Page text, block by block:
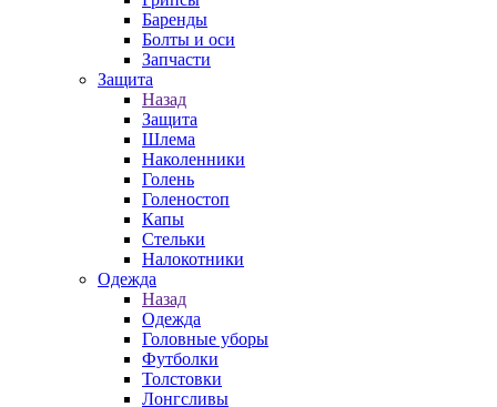
Баренды
Болты и оси
Запчасти
Защита
Назад
Защита
Шлема
Наколенники
Голень
Голеностоп
Капы
Стельки
Налокотники
Одежда
Назад
Одежда
Головные уборы
Футболки
Толстовки
Лонгсливы